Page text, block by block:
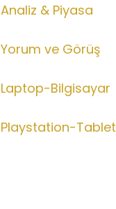
Analiz & Piyasa
Yorum ve Görüş
Laptop-Bilgisayar
Playstation-Tablet